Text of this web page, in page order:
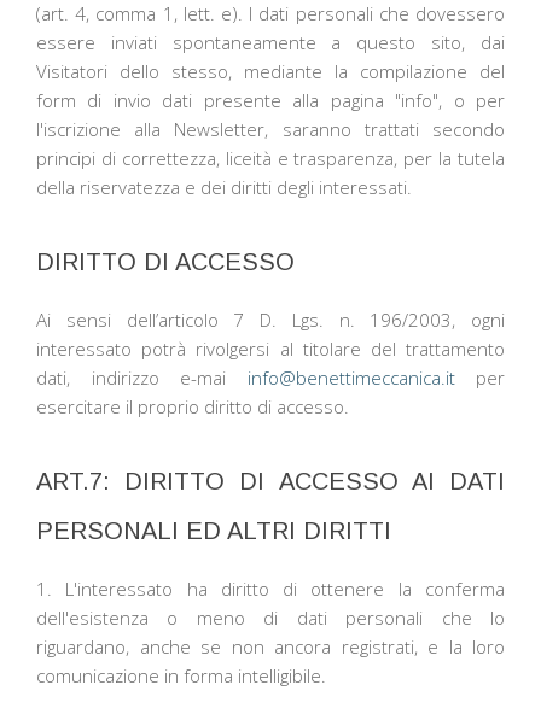
(art. 4, comma 1, lett. e). I dati personali che dovessero
essere inviati spontaneamente a questo sito, dai
Visitatori dello stesso, mediante la compilazione del
form di invio dati presente alla pagina "info", o per
l'iscrizione alla Newsletter, saranno trattati secondo
principi di correttezza, liceità e trasparenza, per la tutela
della riservatezza e dei diritti degli interessati.
DIRITTO DI ACCESSO
Ai sensi dell’articolo 7 D. Lgs. n. 196/2003, ogni
interessato potrà rivolgersi al titolare del trattamento
dati, indirizzo e-mai info@benettimeccanica.itper
esercitare il proprio diritto di accesso.
ART.7: DIRITTO DI ACCESSO AI DATI
PERSONALI ED ALTRI DIRITTI
1. L'interessato ha diritto di ottenere la conferma
dell'esistenza o meno di dati personali che lo
riguardano, anche se non ancora registrati, e la loro
comunicazione in forma intelligibile.